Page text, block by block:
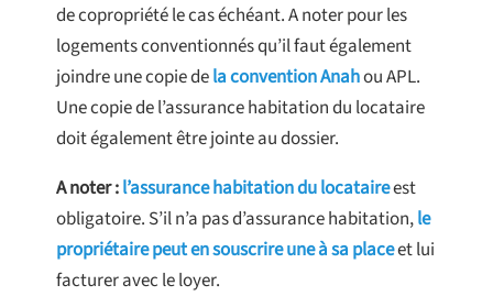
de copropriété le cas échéant. A noter pour les
logements conventionnés qu’il faut également
joindre une copie dela convention Anahou APL.
Une copie de l’assurance habitation du locataire
doit également être jointe au dossier.
A noter :l’assurance habitation du locataireest
obligatoire. S’il n’a pas d’assurance habitation,le
propriétaire peut en souscrire une à sa placeet lui
facturer avec le loyer.